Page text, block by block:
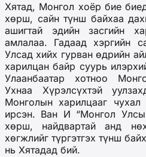
Хятад, Монгол хоёр бие
хөрш, сайн түнш байхаа
ашигтай эдийн засгийн
амлалаа. Гадаад хэргийн
Улсад хийх гурван өдрийн
харилцан байр суурь
Улаанбаатар хотноо
Ухнаа Хүрэлсүхтэй
Монголын харилцааг
ирсэн. Ван И “Монгол
хөрш, найдвартай анд
хөгжлийг түргэтгэх түнш
нь Хятадад бий.